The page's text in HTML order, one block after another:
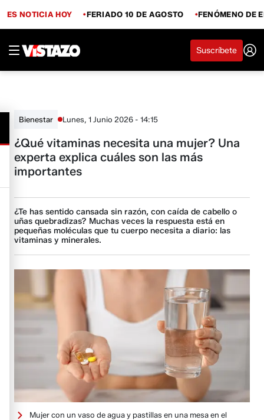
ES NOTICIA HOY FERIADO 10 DE AGOSTO FENÓMENO DE
Suscríbete
Bienestar Lunes, 1 Junio 2026 - 14:15
¿Qué vitaminas necesita una mujer? Una
experta explica cuáles son las más
importantes
¿Te has sentido cansada sin razón, con caída de cabello o
uñas quebradizas? Muchas veces la respuesta está en
pequeñas moléculas que tu cuerpo necesita a diario: las
vitaminas y minerales.
Mujer con un vaso de agua y pastillas en una mesa en el